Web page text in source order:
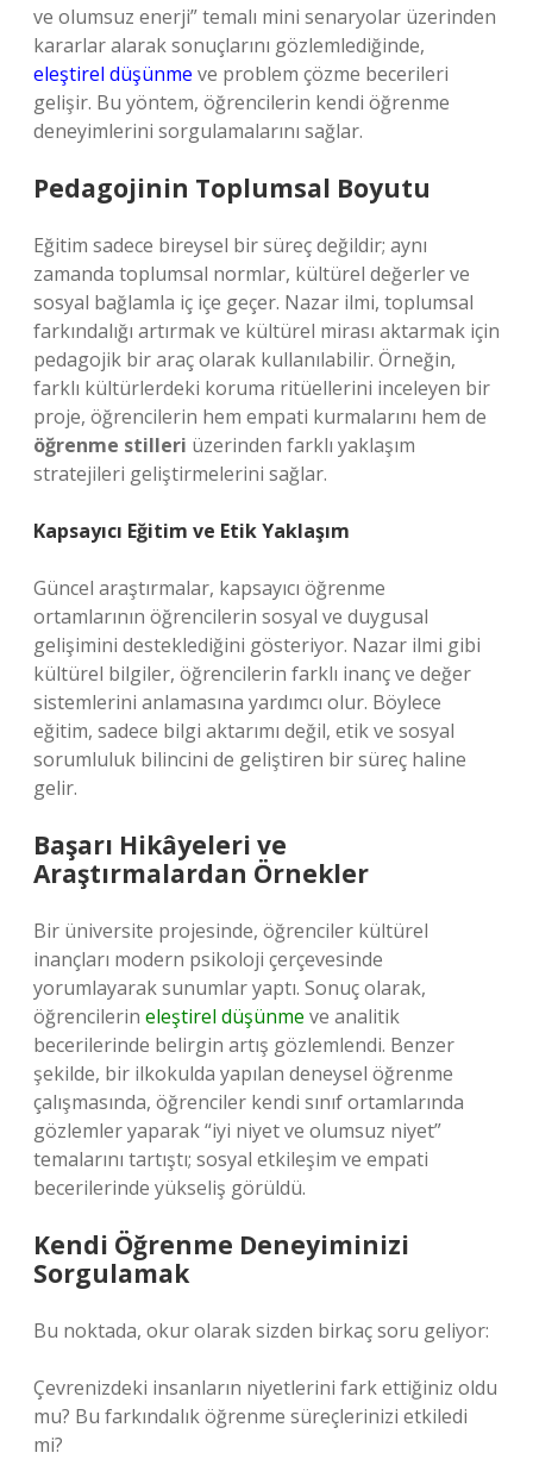
ve olumsuz enerji” temalı mini senaryolar üzerinden
kararlar alarak sonuçlarını gözlemlediğinde,
eleştirel düşünme ve problem çözme becerileri
gelişir. Bu yöntem, öğrencilerin kendi öğrenme
deneyimlerini sorgulamalarını sağlar.
Pedagojinin Toplumsal Boyutu
Eğitim sadece bireysel bir süreç değildir; aynı
zamanda toplumsal normlar, kültürel değerler ve
sosyal bağlamla iç içe geçer. Nazar ilmi, toplumsal
farkındalığı artırmak ve kültürel mirası aktarmak için
pedagojik bir araç olarak kullanılabilir. Örneğin,
farklı kültürlerdeki koruma ritüellerini inceleyen bir
proje, öğrencilerin hem empati kurmalarını hem de
öğrenme stilleri üzerinden farklı yaklaşım
stratejileri geliştirmelerini sağlar.
Kapsayıcı Eğitim ve Etik Yaklaşım
Güncel araştırmalar, kapsayıcı öğrenme
ortamlarının öğrencilerin sosyal ve duygusal
gelişimini desteklediğini gösteriyor. Nazar ilmi gibi
kültürel bilgiler, öğrencilerin farklı inanç ve değer
sistemlerini anlamasına yardımcı olur. Böylece
eğitim, sadece bilgi aktarımı değil, etik ve sosyal
sorumluluk bilincini de geliştiren bir süreç haline
gelir.
Başarı Hikâyeleri ve
Araştırmalardan Örnekler
Bir üniversite projesinde, öğrenciler kültürel
inançları modern psikoloji çerçevesinde
yorumlayarak sunumlar yaptı. Sonuç olarak,
öğrencilerin eleştirel düşünme ve analitik
becerilerinde belirgin artış gözlemlendi. Benzer
şekilde, bir ilkokulda yapılan deneysel öğrenme
çalışmasında, öğrenciler kendi sınıf ortamlarında
gözlemler yaparak “iyi niyet ve olumsuz niyet”
temalarını tartıştı; sosyal etkileşim ve empati
becerilerinde yükseliş görüldü.
Kendi Öğrenme Deneyiminizi
Sorgulamak
Bu noktada, okur olarak sizden birkaç soru geliyor:
Çevrenizdeki insanların niyetlerini fark ettiğiniz oldu
mu? Bu farkındalık öğrenme süreçlerinizi etkiledi
mi?